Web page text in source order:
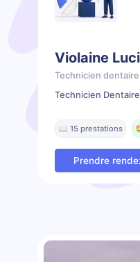
Violaine
Technicien
Technicien
📖 15 prestations
Prendre